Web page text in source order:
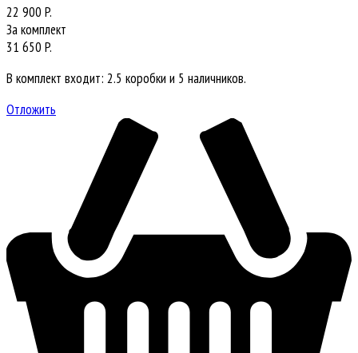
22 900 P.
За комплект
31 650 P.
В комплект входит: 2.5 коробки и 5 наличников.
Отложить